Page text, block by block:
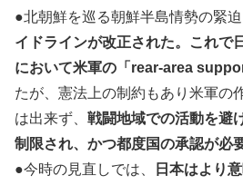
●北朝鮮を巡る朝鮮半島情勢の緊迫
イドラインが改正された。これで
において米軍の「rear-area
たが、憲法上の制約もあり米軍の
は出来ず、 戦闘地域での活動を避
制限され、かつ都度国の承認が必
●今時の見直しでは、
日本はより